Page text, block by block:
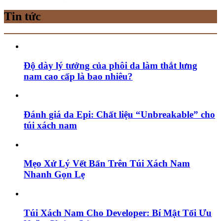
Tin tức
Độ dày lý tưởng của phôi da làm thắt lưng
nam cao cấp là bao nhiêu?
Đánh giá da Epi: Chất liệu “Unbreakable” cho
túi xách nam
Mẹo Xử Lý Vết Bẩn Trên Túi Xách Nam
Nhanh Gọn Lẹ
Túi Xách Nam Cho Developer: Bí Mật Tối Ưu